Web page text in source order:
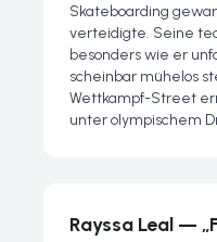
Skateboarding
verteidigte. Seine
besonders wie er
scheinbar mühelos
Wettkampf-Street
unter olympischem
Rayssa Leal —